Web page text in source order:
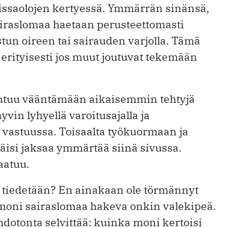
kertyessä. Ymmärrän sinänsä,
haetaan perusteettomasti
oireen tai sairauden varjolla. Tämä
jos muut joutuvat tekemään
vääntämään aikaisemmin tehtyjä
lyhyellä varoitusajalla ja
Toisaalta työkuormaan ja
jaksaa ymmärtää siinä sivussa.
En ainakaan ole törmännyt
sairaslomaa hakeva onkin valekipeä.
selvittää: kuinka moni kertoisi